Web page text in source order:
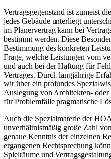
Vertragsgegenstand ist zumeist
jedes Gebäude unterliegt
im Planervertrag kann bei
bestimmt werden. Diese
Bestimmung des konkreten
Frage, welche Leistungen vom
und auch bei der Haftung für
Vertrages. Durch langjährige
wir über ein profundes
Auslegung von Architekten-
für Problemfälle pragmatische
Auch die Spezialmaterie der
unverhältnismäßig große Zahl
genaue Kenntnis der einzelnen
ergangenen Rechtsprechung
Spielräume und